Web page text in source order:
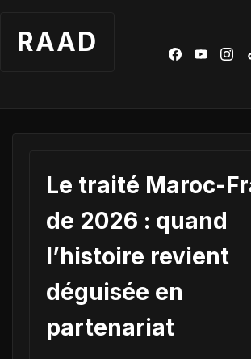
RAAD
Le traité Maroc-
de 2026 : quand
l’histoire revient
déguisée en
partenariat